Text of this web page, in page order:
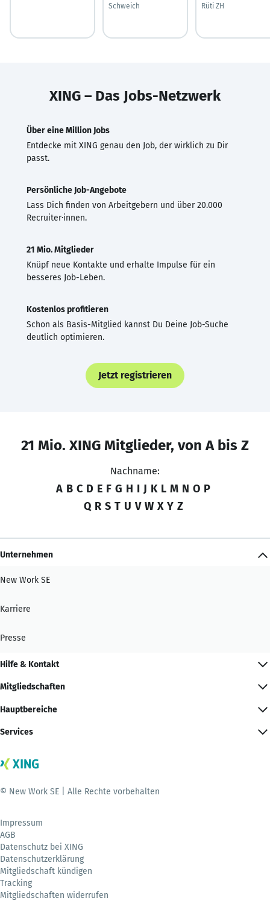
Schweich
Rüti ZH
XING – Das Jobs-Netzwerk
Über eine Million Jobs
Entdecke mit XING genau den Job, der wirklich zu Dir
passt.
Persönliche Job-Angebote
Lass Dich finden von Arbeitgebern und über 20.000
Recruiter·innen.
21 Mio. Mitglieder
Knüpf neue Kontakte und erhalte Impulse für ein
besseres Job-Leben.
Kostenlos profitieren
Schon als Basis-Mitglied kannst Du Deine Job-Suche
deutlich optimieren.
Jetzt registrieren
21 Mio. XING Mitglieder, von A bis Z
Nachname:
A B C D E F G H I J K L M N O P
Q R S T U V W X Y Z
Unternehmen
New Work SE
Karriere
Presse
Hilfe & Kontakt
Mitgliedschaften
Hauptbereiche
Services
© New Work SE | Alle Rechte vorbehalten
Impressum
AGB
Datenschutz bei XING
Datenschutzerklärung
Mitgliedschaft kündigen
Tracking
Mitgliedschaften widerrufen